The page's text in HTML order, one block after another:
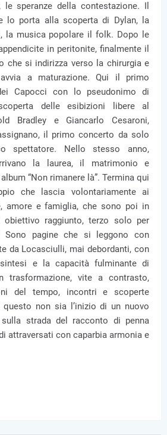
le speranze della contestazione. Il
lo porta alla scoperta di Dylan, la
la musica popolare il folk. Dopo le
in peritonite, finalmente il
che si indirizza verso la chirurgia e
a maturazione. Qui il primo
Capocci con lo pseudonimo di
delle esibizioni libere al
Bradley e Giancarlo Cesaroni,
il primo concerto da solo
spettatore. Nello stesso anno,
la laurea, il matrimonio e
“Non rimanere là”. Termina qui
che lascia volontariamente ai
amore e famiglia, che sono poi in
obiettivo raggiunto, terzo solo per
Sono pagine che si leggono con
da Locasciulli, mai debordanti, con
e la capacità fulminante di
trasformazione, vite a contrasto,
del tempo, incontri e scoperte
non sia l’inizio di un nuovo
strada del racconto di penna
attraversati con caparbia armonia e